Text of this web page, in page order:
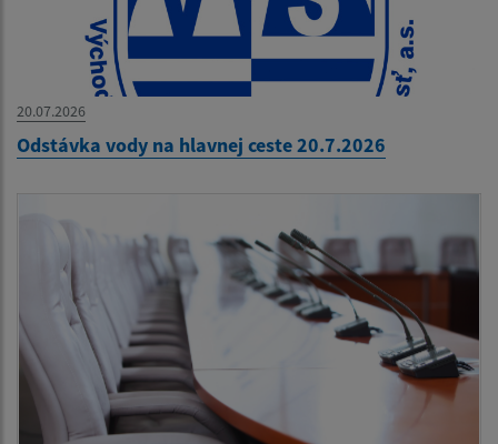
20.07.2026
Odstávka vody na hlavnej ceste 20.7.2026